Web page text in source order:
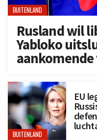
BUITENLAND
Rusland wil
Yabloko
BUITENLAND
EU